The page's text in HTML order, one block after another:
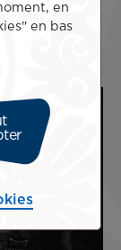
en
en bas